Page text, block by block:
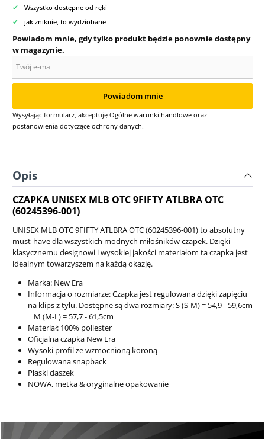
✔ Wszystko dostępne od ręki
✔ jak zniknie, to wydziobane
Powiadom mnie, gdy tylko produkt będzie ponownie dostępny
w magazynie.
Powiadom mnie
Wysyłając formularz, akceptuję Ogólne warunki handlowe oraz
postanowienia dotyczące ochrony danych.
Opis
CZAPKA UNISEX MLB OTC 9FIFTY ATLBRA OTC
(60245396-001)
UNISEX MLB OTC 9FIFTY ATLBRA OTC (60245396-001) to absolutny
must-have dla wszystkich modnych miłośników czapek. Dzięki
klasycznemu designowi i wysokiej jakości materiałom ta czapka jest
idealnym towarzyszem na każdą okazję.
Marka: New Era
Informacja o rozmiarze: Czapka jest regulowana dzięki zapięciu
na klips z tyłu. Dostępne są dwa rozmiary: S (S-M) = 54,9 - 59,6cm
| M (M-L) = 57,7 - 61,5cm
Materiał: 100% poliester
Oficjalna czapka New Era
Wysoki profil ze wzmocnioną koroną
Regulowana snapback
Płaski daszek
NOWA, metka & oryginalne opakowanie